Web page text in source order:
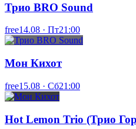
Трио BRO Sound
free14.08 · Пт21:00
Мон Кихот
free15.08 · Сб21:00
Hot Lemon Trio (Трио